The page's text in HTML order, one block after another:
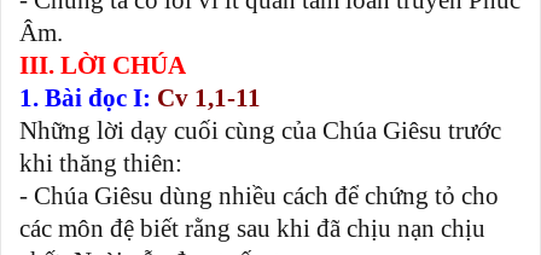
Âm.
III. LỜI CHÚA
1. Bài đọc I: Cv 1,1-11
Những lời dạy cuối cùng của Chúa Giêsu trước
khi thăng thiên:
- Chúa Giêsu dùng nhiều cách để chứng tỏ cho
các môn đệ biết rằng sau khi đã chịu nạn chịu